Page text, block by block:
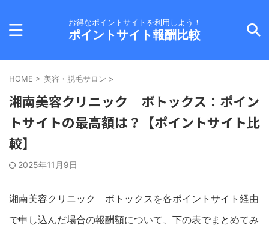
お得なポイントサイトを利用しよう！
ポイントサイト報酬比較
HOME > 美容・脱毛サロン >
湘南美容クリニック ボトックス：ポイン
トサイトの最高額は？【ポイントサイト比
較】
2025年11月9日
湘南美容クリニック ボトックスを各ポイントサイト経由
で申し込んだ場合の報酬額について、下の表でまとめてみ